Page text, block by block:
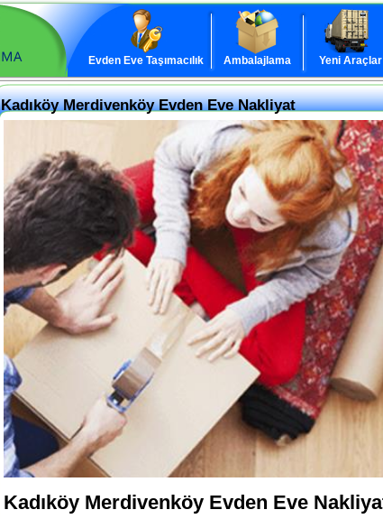
Evden Eve Taşımacılık Ambalajlama Yeni Araçlar
Kadıköy Merdivenköy Evden Eve Nakliyat
Kadıköy Merdivenköy Evden Eve